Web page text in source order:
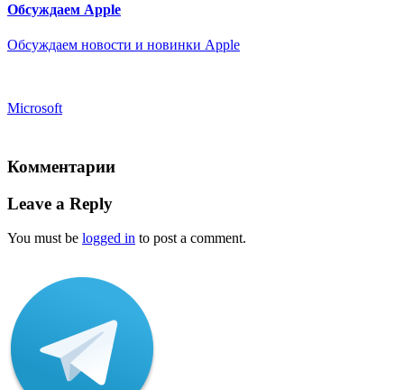
Обсуждаем Apple
Обсуждаем новости и новинки Apple
Microsoft
Комментарии
Leave a Reply
You must be logged in to post a comment.